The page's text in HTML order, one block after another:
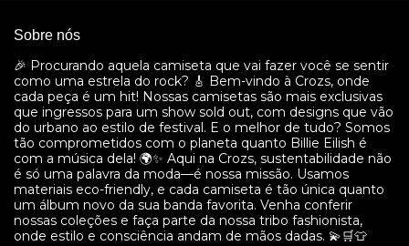
Sobre nós
🎉 Procurando aquela camiseta que vai fazer você se sentir
como uma estrela do rock? 🎸 Bem-vindo à Crozs, onde
cada peça é um hit! Nossas camisetas são mais exclusivas
que ingressos para um show sold out, com designs que vão
do urbano ao estilo de festival. E o melhor de tudo? Somos
tão comprometidos com o planeta quanto Billie Eilish é
com a música dela! 🌍✨ Aqui na Crozs, sustentabilidade não
é só uma palavra da moda—é nossa missão. Usamos
materiais eco-friendly, e cada camiseta é tão única quanto
um álbum novo da sua banda favorita. Venha conferir
nossas coleções e faça parte da nossa tribo fashionista,
onde estilo e consciência andam de mãos dadas. 💫🛒👕